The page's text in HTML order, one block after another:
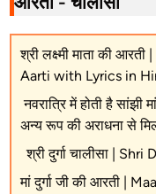
श्री लक्ष्मी माता की
Aarti with Lyrics in
नवरात्रि में होती है
अन्य रूप की अराधना से
श्री दुर्गा चालीसा |
मां दुर्गा जी की आरती |